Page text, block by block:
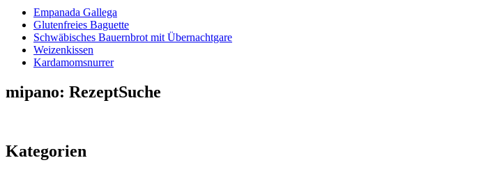
Empanada Gallega
Glutenfreies Baguette
Schwäbisches Bauernbrot mit Übernachtgare
Weizenkissen
Kardamomsnurrer
mipano: RezeptSuche
Kategorien